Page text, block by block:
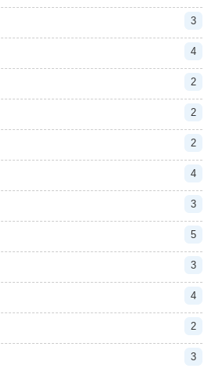
3
4
2
2
2
4
3
5
3
4
2
3